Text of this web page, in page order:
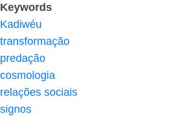
Keywords
Kadiwéu
transformação
predação
cosmologia
relações sociais
signos